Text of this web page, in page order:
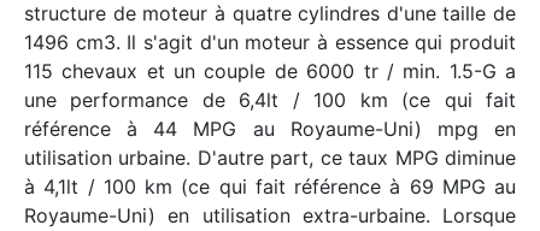
structure de moteur à quatre cylindres d'une taille de
1496 cm3. Il s'agit d'un moteur à essence qui produit
115 chevaux et un couple de 6000 tr / min. 1.5-G a
une performance de 6,4lt / 100 km (ce qui fait
référence à 44 MPG au Royaume-Uni) mpg en
utilisation urbaine. D'autre part, ce taux MPG diminue
à 4,1lt / 100 km (ce qui fait référence à 69 MPG au
Royaume-Uni) en utilisation extra-urbaine. Lorsque